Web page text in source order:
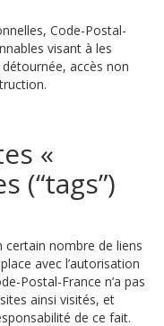
Code-Postal-
visant à les
accès non
«
(“tags”)
certain nombre de liens
avec l’autorisation
Postal-France n’a pas
ainsi visités, et
de ce fait.